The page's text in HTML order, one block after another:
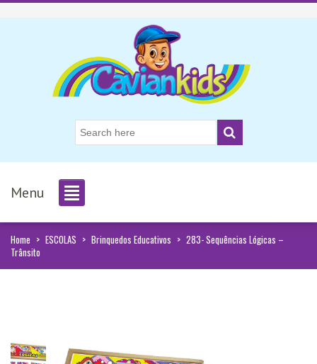
Menu
Home > ESCOLAS > Brinquedos Educativos > 283- Sequências Lógicas –
Trânsito